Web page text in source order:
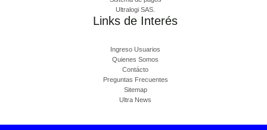
Ultralogi SAS.
Links de Interés
Ingreso Usuarios
Quienes Somos
Contácto
Preguntas Frecuentes
Sitemap
Ultra News